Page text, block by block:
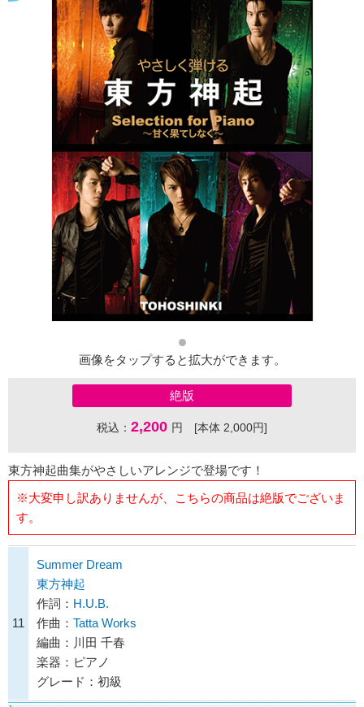
画像をタップすると拡大ができます。
絶版
税込： 2,200 円 [本体 2,000円]
東方神起曲集がやさしいアレンジで登場です！
※大変申し訳ありませんが、こちらの商品は絶版でございま
す。
11
Summer Dream
東方神起
作詞： H.U.B.
作曲： Tatta Works
編曲：川田 千春
楽器：ピアノ
グレード：初級